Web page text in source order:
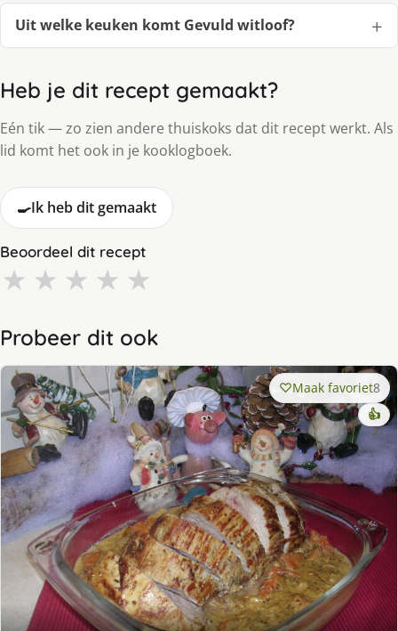
Uit welke keuken komt Gevuld witloof?
Heb je dit recept gemaakt?
Eén tik — zo zien andere thuiskoks dat dit recept werkt. Als
lid komt het ook in je kooklogboek.
🍳Ik heb dit gemaakt
Beoordeel dit recept
★ ★ ★ ★ ★
Probeer dit ook
Maak favoriet8
👍